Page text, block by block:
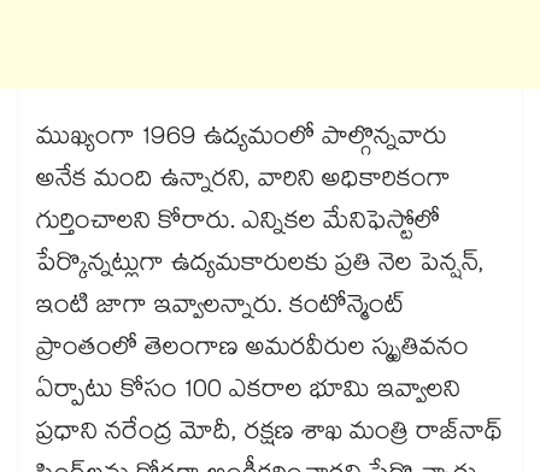
ముఖ్యంగా 1969 ఉద్యమంలో పాల్గొన్నవారు
అనేక మంది ఉన్నారని, వారిని అధికారికంగా
గుర్తించాలని కోరారు. ఎన్నికల మేనిఫెస్టోలో
పేర్కొన్నట్లుగా ఉద్యమకారులకు ప్రతి నెల పెన్షన్,
ఇంటి జాగా ఇవ్వాలన్నారు. కంటోన్మెంట్
ప్రాంతంలో తెలంగాణ అమరవీరుల స్మృతివనం
ఏర్పాటు కోసం 100 ఎకరాల భూమి ఇవ్వాలని
ప్రధాని నరేంద్ర మోదీ, రక్షణ శాఖ మంత్రి రాజ్‌‌నాథ్